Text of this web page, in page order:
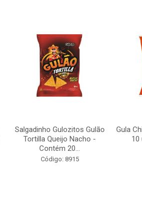
Salgadinho Gulozitos Gulão
Tortilla Queijo Nacho -
Contém 20...
Código: 8915
Gula
10